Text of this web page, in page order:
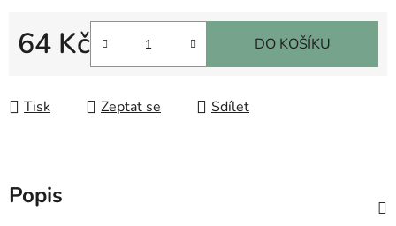
64 Kč
Měrná cena:
DO KOŠÍKU
Tisk Zeptat se Sdílet
Popis